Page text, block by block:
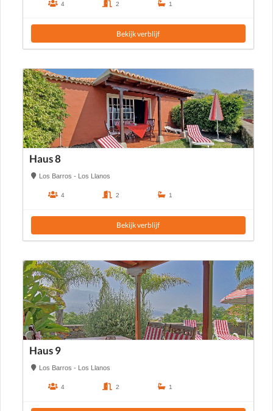
4 2 1
Bekijk verblijf
Haus 8
Los Barros - Los Llanos
4 2 1
Bekijk verblijf
Haus 9
Los Barros - Los Llanos
4 2 1